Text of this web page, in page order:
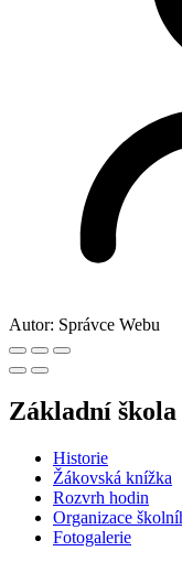
Autor: Správce Webu
Základní škola
Historie
Žákovská knížka
Rozvrh hodin
Organizace
Fotogalerie